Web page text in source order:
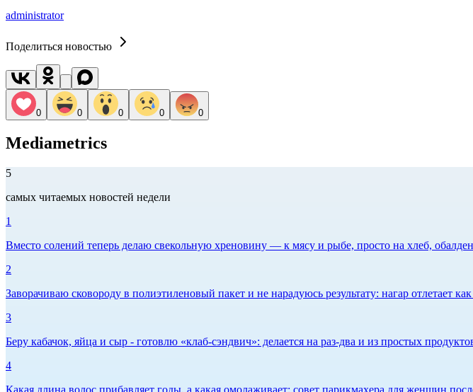
administrator
Поделиться новостью
0 0 0 0 0
Mediametrics
5
самых читаемых новостей недели
1
Вместо солений теперь делаю свекольную хреновину — к мясу и рыбе, просто на хлеб,
2
Заворачиваю сковороду в полиэтиленовый пакет и не нарадуюсь результату: нагар отлетает
3
Беру кабачок, яйца и сыр - готовлю «клаб-сэндвич»: делается на раз-два и из простых
4